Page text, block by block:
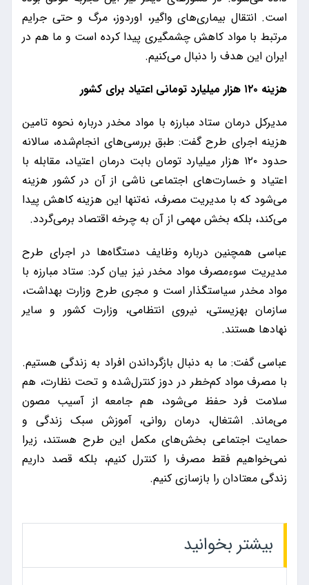
است. انتقال بیماری‌های واگیر، اوردوز، مرگ و حتی جرایم
مرتبط با مواد کاهش چشمگیری پیدا کرده است و ما هم در
ایران این هدف را دنبال می‌کنیم.
هزینه ۱۲۰ هزار میلیارد تومانی اعتیاد برای کشور
مدیرکل درمان ستاد مبارزه با مواد مخدر درباره نحوه تامین
هزینه اجرای طرح گفت: طبق بررسی‌های انجام‌شده، سالانه
حدود ۱۲۰ هزار میلیارد تومان بابت درمان اعتیاد، مقابله با
اعتیاد و خسارت‌های اجتماعی ناشی از آن در کشور هزینه
می‌شود که با مدیریت مصرف، نه‌تنها این هزینه کاهش پیدا
می‌کند، بلکه بخش مهمی از آن به چرخه اقتصاد برمی‌گردد.
عباسی همچنین درباره وظایف دستگاه‌ها در اجرای طرح
مدیریت سوءمصرف مواد مخدر نیز بیان کرد: ستاد مبارزه با
مواد مخدر سیاستگذار است و مجری طرح وزارت بهداشت،
سازمان بهزیستی، نیروی انتظامی، وزارت کشور و سایر
نهادها هستند.
عباسی گفت: ما به دنبال بازگرداندن افراد به زندگی هستیم.
با مصرف مواد کم‌خطر در دوز کنترل‌شده و تحت نظارت، هم
سلامت فرد حفظ می‌شود، هم جامعه از آسیب مصون
می‌ماند. اشتغال، درمان روانی، آموزش سبک زندگی و
حمایت اجتماعی بخش‌های مکمل این طرح هستند، زیرا
نمی‌خواهیم فقط مصرف را کنترل کنیم، بلکه قصد داریم
زندگی معتادان را بازسازی کنیم.
بیشتر بخوانید